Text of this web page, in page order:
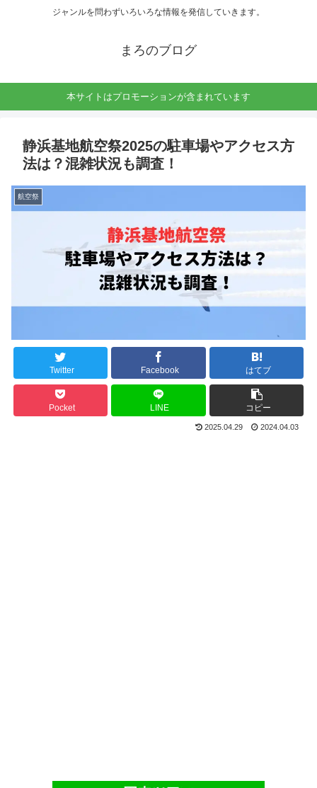
ジャンルを問わずいろいろな情報を発信していきます。
まろのブログ
本サイトはプロモーションが含まれています
静浜基地航空祭2025の駐車場やアクセス方
法は？混雑状況も調査！
航空祭
Twitter Facebook はてブ
Pocket LINE コピー
2025.04.29 2024.04.03